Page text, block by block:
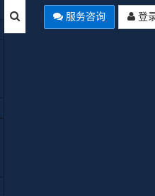
登
服务咨询